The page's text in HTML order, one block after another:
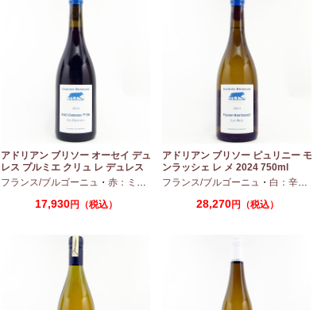
・ピノノワール
アドリアン ブリソー オーセイ デュ
レス プルミエ クリュ レ デュレス
2024 750ml
フランス/ブルゴーニュ ・ 赤：ミディアムボディ ・ピノノワール
17,930円（税込）
アドリアン ブリソー ピュリニー モ
ンラッシェ レ メ 2024 750ml
フランス/ブルゴーニュ ・ 白：辛口
28,270円（税込）